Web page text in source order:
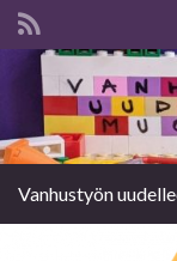
Vanhustyön